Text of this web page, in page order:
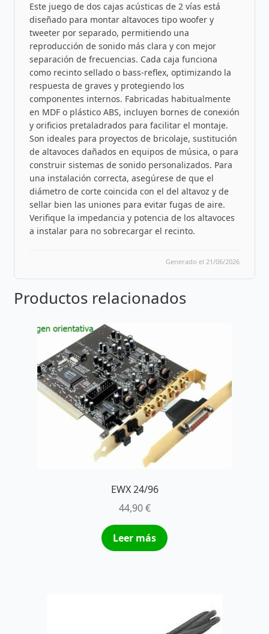
Este juego de dos cajas acústicas de 2 vías está
diseñado para montar altavoces tipo woofer y
tweeter por separado, permitiendo una
reproducción de sonido más clara y con mejor
separación de frecuencias. Cada caja funciona
como recinto sellado o bass-reflex, optimizando la
respuesta de graves y protegiendo los
componentes internos. Fabricadas habitualmente
en MDF o plástico ABS, incluyen bornes de conexión
y orificios pretaladrados para facilitar el montaje.
Son ideales para proyectos de bricolaje, sustitución
de altavoces dañados en equipos de música, o para
construir sistemas de sonido personalizados. Para
una instalación correcta, asegúrese de que el
diámetro de corte coincida con el del altavoz y de
sellar bien las uniones para evitar fugas de aire.
Verifique la impedancia y potencia de los altavoces
a instalar para no sobrecargar el recinto.
Generado el 21/06/2026
Productos relacionados
EWX 24/96
44,90€
Leer más